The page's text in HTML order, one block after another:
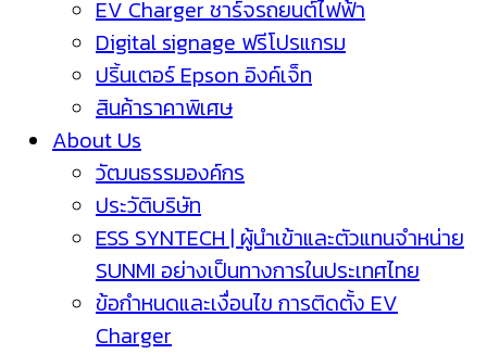
EV Charger ชาร์จรถยนต์ไฟฟ้า
Digital signage ฟรีโปรแกรม
ปริ้นเตอร์ Epson อิงค์เจ็ท
สินค้าราคาพิเศษ
About Us
วัฒนธรรมองค์กร
ประวัติบริษัท
ESS SYNTECH | ผู้นำเข้าและตัวแทนจำหน่าย
SUNMI อย่างเป็นทางการในประเทศไทย
ข้อกำหนดและเงื่อนไข การติดตั้ง EV
Charger